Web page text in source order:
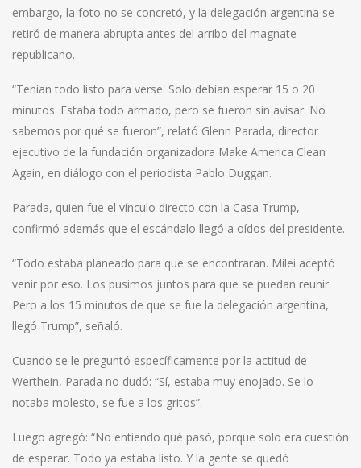
embargo, la foto no se concretó, y la delegación argentina se
retiró de manera abrupta antes del arribo del magnate
republicano.
“Tenían todo listo para verse. Solo debían esperar 15 o 20
minutos. Estaba todo armado, pero se fueron sin avisar. No
sabemos por qué se fueron”, relató Glenn Parada, director
ejecutivo de la fundación organizadora Make America Clean
Again, en diálogo con el periodista Pablo Duggan.
Parada, quien fue el vínculo directo con la Casa Trump,
confirmó además que el escándalo llegó a oídos del presidente.
“Todo estaba planeado para que se encontraran. Milei aceptó
venir por eso. Los pusimos juntos para que se puedan reunir.
Pero a los 15 minutos de que se fue la delegación argentina,
llegó Trump”, señaló.
Cuando se le preguntó específicamente por la actitud de
Werthein, Parada no dudó: “Sí, estaba muy enojado. Se lo
notaba molesto, se fue a los gritos”.
Luego agregó: “No entiendo qué pasó, porque solo era cuestión
de esperar. Todo ya estaba listo. Y la gente se quedó